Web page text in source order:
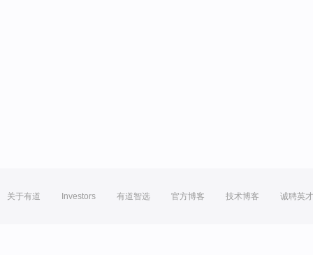
关于有道 Investors 有道智选 官方博客 技术博客 诚聘英才